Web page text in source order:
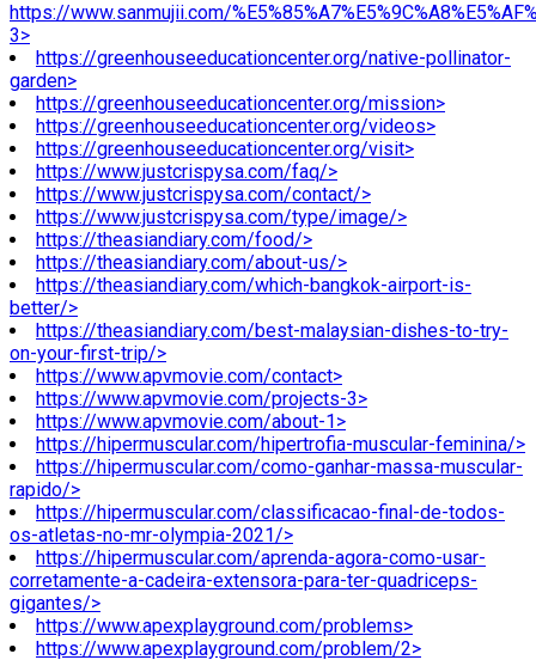
https://www.sanmujii.com/
3>
https://greenhouseeducationcenter.org/native-pollinator-
garden>
https://greenhouseeducationcenter.org/mission>
https://greenhouseeducationcenter.org/videos>
https://greenhouseeducationcenter.org/visit>
https://www.justcrispysa.com/faq/>
https://www.justcrispysa.com/contact/>
https://www.justcrispysa.com/type/image/>
https://theasiandiary.com/food/>
https://theasiandiary.com/about-us/>
https://theasiandiary.com/which-bangkok-airport-is-
better/>
https://theasiandiary.com/best-malaysian-dishes-to-try-
on-your-first-trip/>
https://www.apvmovie.com/contact>
https://www.apvmovie.com/projects-3>
https://www.apvmovie.com/about-1>
https://hipermuscular.com/hipertrofia-muscular-feminina/>
https://hipermuscular.com/como-ganhar-massa-muscular-
rapido/>
https://hipermuscular.com/classificacao-final-de-todos-
os-atletas-no-mr-olympia-2021/>
https://hipermuscular.com/aprenda-agora-como-usar-
corretamente-a-cadeira-extensora-para-ter-quadriceps-
gigantes/>
https://www.apexplayground.com/problems>
https://www.apexplayground.com/problem/2>